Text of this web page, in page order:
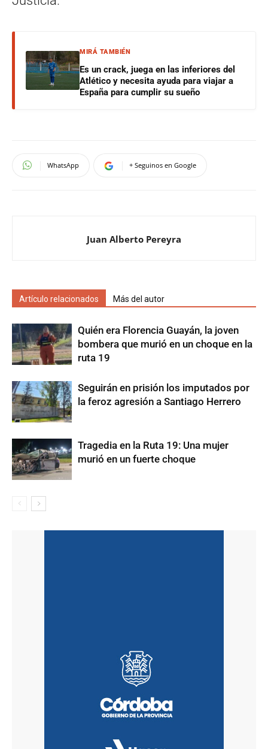
MIRÁ TAMBIÉN
Es un crack, juega en las inferiores del
Atlético y necesita ayuda para viajar a
España para cumplir su sueño
WhatsApp + Seguinos en Google
Juan Alberto Pereyra
Artículo relacionados Más del autor
Quién era Florencia Guayán, la joven
bombera que murió en un choque en la
ruta 19
Seguirán en prisión los imputados por
la feroz agresión a Santiago Herrero
Tragedia en la Ruta 19: Una mujer
murió en un fuerte choque